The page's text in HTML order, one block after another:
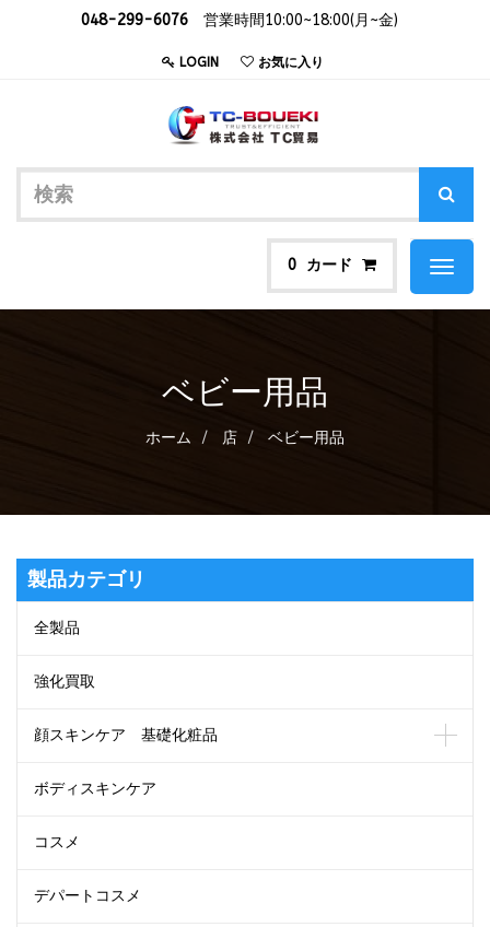
048-299-6076 営業時間10:00~18:00(月~金)
LOGIN お気に入り
0 カード
Toggle
ベビー用品
ホーム 店 ベビー用品
製品カテゴリ
全製品
強化買取
顔スキンケア 基礎化粧品
ボディスキンケア
コスメ
デパートコスメ